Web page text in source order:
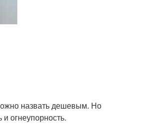
назвать дешевым. Но
и огнеупорность.